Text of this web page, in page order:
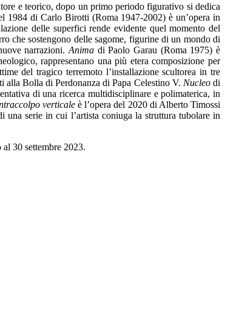
e teorico, dopo un primo periodo figurativo si dedica
1984 di Carlo Birotti (Roma 1947-2002) è un’opera in
delle superfici rende evidente quel momento del
che sostengono delle sagome, figurine di un mondo di
narrazioni.Anima di Paolo Garau (Roma 1975) è
rappresentano una più etera composizione per
del tragico terremoto l’installazione scultorea in tre
alla Bolla di Perdonanza di Papa Celestino V. Nucleodi
di una ricerca multidisciplinare e polimaterica, in
verticaleè l’opera del 2020 di Alberto Timossi
serie in cui l’artista coniuga la struttura tubolare in
30 settembre 2023.